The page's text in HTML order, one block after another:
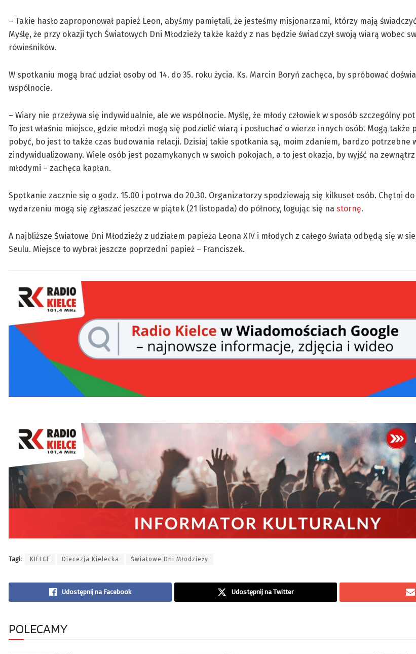
– Takie hasło zaproponował papież Leon, abyśmy pamiętali, że jesteśmy misjonarzami, którzy mają
Myślę, że przy okazji tych Światowych Dni Młodzieży także każdy z nas będzie świadczył swoją wiarą wobec
rówieśników.
W spotkaniu mogą brać udział osoby od 14. do 35. roku życia. Ks. Marcin Boryń zachęca, by spróbować
wspólnocie.
– Wiary nie przeżywa się indywidualnie, ale we wspólnocie. Myślę, że młody człowiek w sposób szczególny
To jest właśnie miejsce, gdzie młodzi mogą się podzielić wiarą i posłuchać o wierze innych osób. Mogą także
pobyć, bo jest to także czas budowania relacji. Dzisiaj takie spotkania są, moim zdaniem, bardzo potrzebne
zindywidualizowany. Wiele osób jest pozamykanych w swoich pokojach, a to jest okazja, by wyjść na
młodymi – zachęca kapłan.
Spotkanie zacznie się o godz. 15.00 i potrwa do 20.30. Organizatorzy spodziewają się kilkuset osób. Chętni do
wydarzeniu mogą się zgłaszać jeszcze w piątek (21 listopada) do północy, logując się na stornę.
A najbliższe Światowe Dni Młodzieży z udziałem papieża Leona XIV i młodych z całego świata odbędą się w
Seulu. Miejsce to wybrał jeszcze poprzedni papież – Franciszek.
Tagi: KIELCE Diecezja Kielecka Światowe Dni Młodzieży
Udostępnij na Facebook Udostępnij na Twitter
POLECAMY